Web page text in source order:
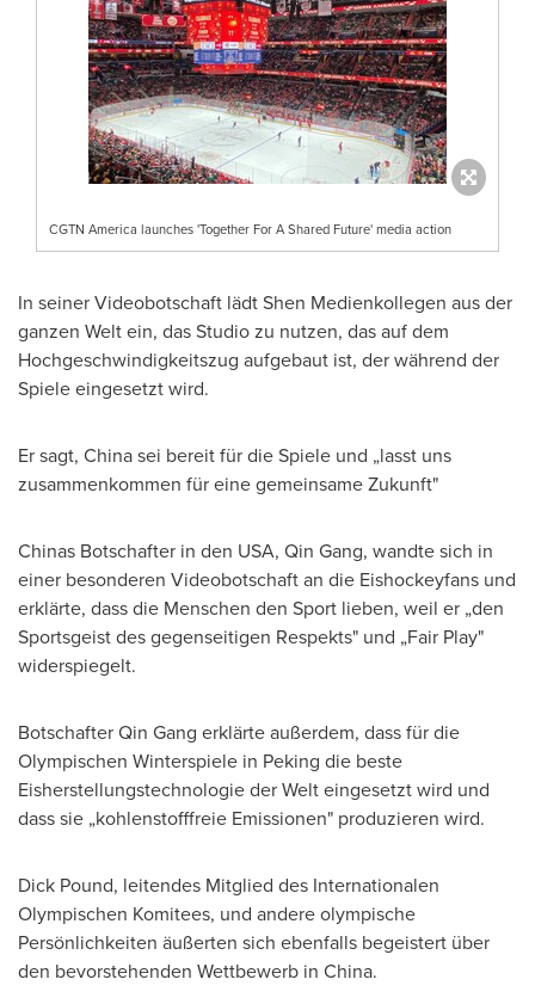
CGTN America launches 'Together For A Shared Future' media action
In seiner Videobotschaft lädt Shen Medienkollegen aus der
ganzen Welt ein, das Studio zu nutzen, das auf dem
Hochgeschwindigkeitszug aufgebaut ist, der während der
Spiele eingesetzt wird.
Er sagt, Chinasei bereit für die Spiele und „lasst uns
zusammenkommen für eine gemeinsame Zukunft"
Chinas Botschafter in den USA, Qin Gang, wandte sich in
einer besonderen Videobotschaft an die Eishockeyfans und
erklärte, dass die Menschen den Sport lieben, weil er „den
Sportsgeist des gegenseitigen Respekts" und „Fair Play"
widerspiegelt.
Botschafter Qin Gang erklärte außerdem, dass für die
Olympischen Winterspiele in Peking die beste
Eisherstellungstechnologie der Welt eingesetzt wird und
dass sie „kohlenstofffreie Emissionen" produzieren wird.
Dick Pound, leitendes Mitglied des Internationalen
Olympischen Komitees, und andere olympische
Persönlichkeiten äußerten sich ebenfalls begeistert über
den bevorstehenden Wettbewerb in China.